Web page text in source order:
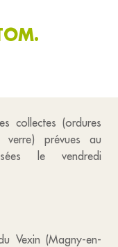
collectes (ordures
verre) prévues au
le vendredi
Vexin (Magny-en-